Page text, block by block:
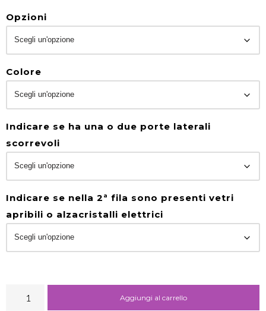
Opzioni
Colore
Indicare se ha una o due porte laterali
scorrevoli
Indicare se nella 2ª fila sono presenti vetri
apribili o alzacristalli elettrici
Aggiungi al carrello